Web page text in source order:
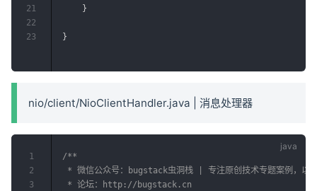
}
}
21
22
23
nio/client/NioClientHandler.java | 消息处理器
/**
* 微信公众号：bugstack虫洞栈 | 专注原创技术专题案例，以最
* 论坛：http://bugstack.cn
1
2
3